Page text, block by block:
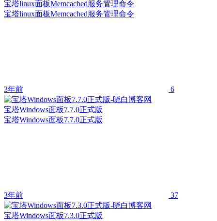
宝塔linux面板Memcached服务管理命令
宝塔linux面板Memcached服务管理命令
3年前 6
宝塔Windows面板7.7.0正式版
宝塔Windows面板7.7.0正式版
3年前 37
宝塔Windows面板7.3.0正式版